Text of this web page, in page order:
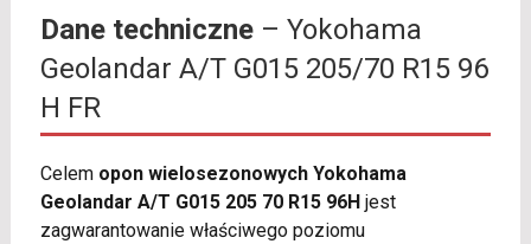
Dane techniczne– Yokohama
Geolandar A/T G015 205/70 R15 96
H FR
Celem opon wielosezonowych Yokohama
Geolandar A/T G015 205 70 R15 96Hjest
zagwarantowanie właściwego poziomu